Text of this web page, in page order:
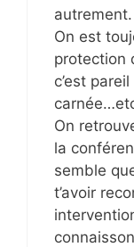
autrement.
On est
protection
c’est
On
la
semble
t’avoir